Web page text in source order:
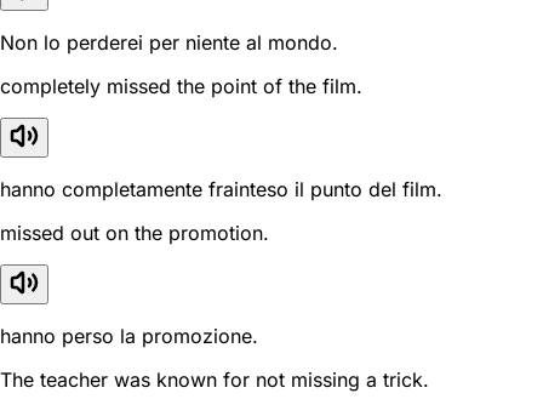
Non lo perderei per niente al mondo.
completely missed the point of the film.
hanno completamente frainteso il punto del film.
missed out on the promotion.
hanno perso la promozione.
The teacher was known for not missing a trick.